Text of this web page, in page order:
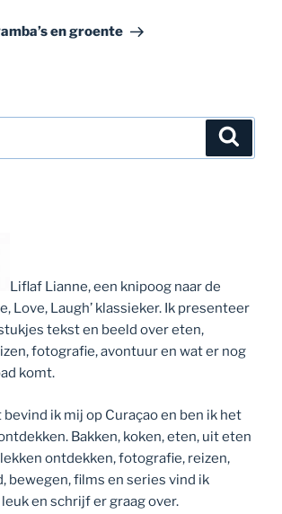
en groente
Liflaf Lianne, een knipoog naar de
Love, Laugh’ klassieker. Ik presenteer
tekst en beeld over eten,
fotografie, avontuur en wat er nog
komt.
ik mij op Curaçao en ben ik het
Bakken, koken, eten, uit eten
ontdekken, fotografie, reizen,
bewegen, films en series vind ik
en schrijf er graag over.